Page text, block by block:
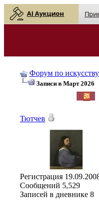
AI Аукцион
Форум по
Записи в Март 2026
Тютчев
Регистрация
Сообщений 5,529
Записей в дневнике 8